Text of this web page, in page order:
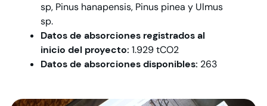
sp, Pinus hanapensis, Pinus pinea y Ulmus
sp.
Datos de absorciones registrados al
inicio del proyecto: 1.929 tCO2
Datos de absorciones disponibles: 263